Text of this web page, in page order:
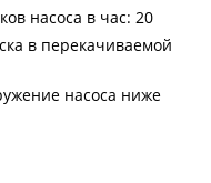
насоса в час: 20
в перекачиваемой
насоса ниже